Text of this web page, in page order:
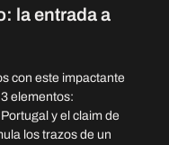
la entrada a
con este impactante
elementos:
y el claim de
los trazos de un